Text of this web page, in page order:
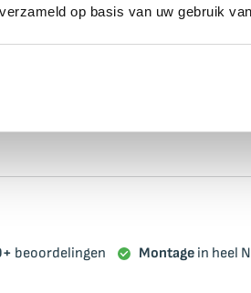
op basis van uw gebruik
zelf een vraag over dit product,
beoordelingen Montage in heel